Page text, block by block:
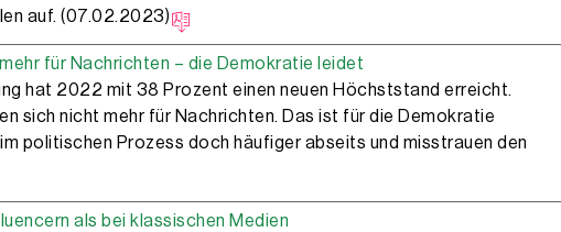
auf. (07.02.2023)
für Nachrichten – die Demokratie leidet
hat 2022 mit 38 Prozent einen neuen Höchststand erreicht.
sich nicht mehr für Nachrichten. Das ist für die Demokratie
politischen Prozess doch häufiger abseits und misstrauen den
als bei klassischen Medien